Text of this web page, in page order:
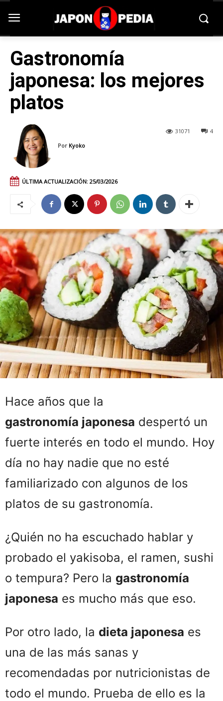
Gastronomía
japonesa: los mejores
platos
4
31071
Por Kyoko
ÚLTIMA ACTUALIZACIÓN: 25/03/2026
Hace años que la
gastronomía japonesa despertó un
fuerte interés en todo el mundo. Hoy
día no hay nadie que no esté
familiarizado con algunos de los
platos de su gastronomía.
¿Quién no ha escuchado hablar y
probado el yakisoba, el ramen, sushi
o tempura? Pero la gastronomía
japonesa es mucho más que eso.
Por otro lado, la dieta japonesa es
una de las más sanas y
recomendadas por nutricionistas de
todo el mundo. Prueba de ello es la